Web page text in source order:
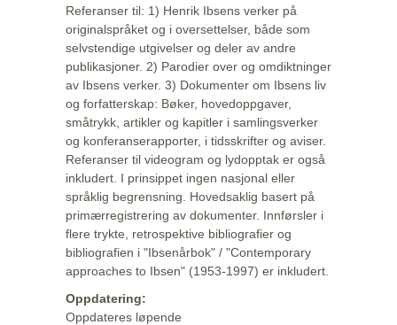
Referanser til: 1) Henrik Ibsens verker på
originalspråket og i oversettelser, både som
selvstendige utgivelser og deler av andre
publikasjoner. 2) Parodier over og omdiktninger
av Ibsens verker. 3) Dokumenter om Ibsens liv
og forfatterskap: Bøker, hovedoppgaver,
småtrykk, artikler og kapitler i samlingsverker
og konferanserapporter, i tidsskrifter og aviser.
Referanser til videogram og lydopptak er også
inkludert. I prinsippet ingen nasjonal eller
språklig begrensning. Hovedsaklig basert på
primærregistrering av dokumenter. Innførsler i
flere trykte, retrospektive bibliografier og
bibliografien i "Ibsenårbok" / "Contemporary
approaches to Ibsen" (1953-1997) er inkludert.
Oppdatering:
Oppdateres løpende